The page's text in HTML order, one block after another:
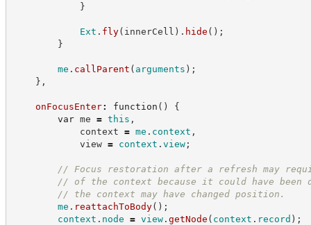
}
Ext . fly( innerCell ) . hide ( ) ;
}
me . callParent ( arguments ) ;
} ,
onFocusEnter: function ( )
{
var me = this ,
context = me . context ,
view = context . view;
// Focus restoration after a refresh may
// of the context because it could have
// the context may have changed position.
me . reattachToBody( ) ;
context . node = view. getNode ( context . record ) ;